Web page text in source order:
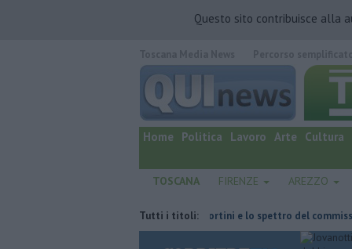
Questo sito contribuisce alla
quotidiano online.
Home Politica Lavoro Arte Cultura
TOSCANA FIRENZE AREZZO
Tutti i titoli:
Retiambiente, il dopo Fortini e lo spettro del